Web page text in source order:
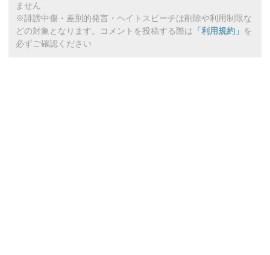
ません
※誹謗中傷・差別的発言・ヘイトスピーチは削除や利用制限な
どの対象となります。コメントを投稿する際は 「利用規約」 を
必ずご確認ください